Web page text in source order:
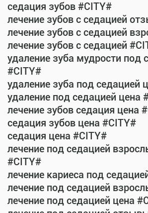
седация зубов #CITY#
лечение зубов с седацией
лечение зубов с седацией
лечение зубов с седацией
удаление зуба мудрости под
#CITY#
удаление зуба под седацией
удаление под седацией цена
лечение зубов седация цена
седация зубов цена #CITY#
седация цена #CITY#
лечение под седацией
#CITY#
лечение кариеса под
лечение под седацией
лечение под седацией цена